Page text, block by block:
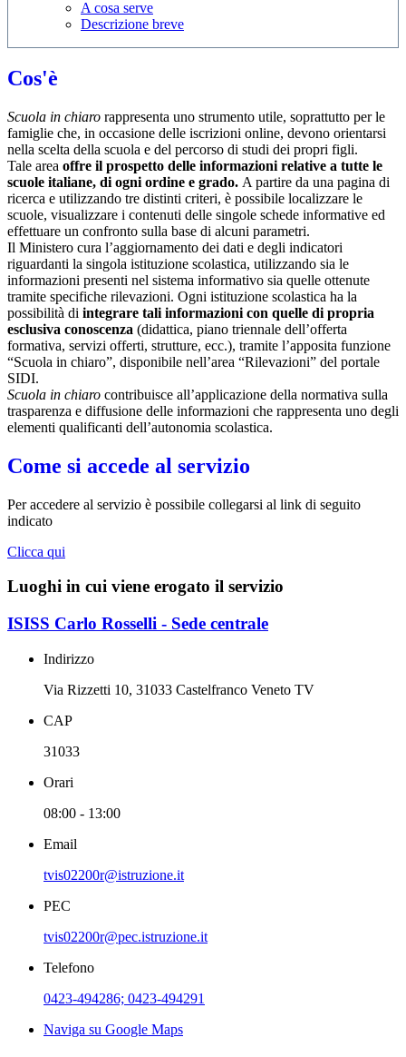
A cosa serve
Descrizione breve
Cos'è
Scuola in chiaro rappresenta uno strumento utile, soprattutto per le
famiglie che, in occasione delle iscrizioni online, devono orientarsi
nella scelta della scuola e del percorso di studi dei propri figli.
Tale area offre il prospetto delle informazioni relative a tutte le
scuole italiane, di ogni ordine e grado. A partire da una pagina di
ricerca e utilizzando tre distinti criteri, è possibile localizzare le
scuole, visualizzare i contenuti delle singole schede informative ed
effettuare un confronto sulla base di alcuni parametri.
Il Ministero cura l’aggiornamento dei dati e degli indicatori
riguardanti la singola istituzione scolastica, utilizzando sia le
informazioni presenti nel sistema informativo sia quelle ottenute
tramite specifiche rilevazioni. Ogni istituzione scolastica ha la
possibilità di integrare tali informazioni con quelle di propria
esclusiva conoscenza (didattica, piano triennale dell’offerta
formativa, servizi offerti, strutture, ecc.), tramite l’apposita funzione
“Scuola in chiaro”, disponibile nell’area “Rilevazioni” del portale
SIDI.
Scuola in chiaro contribuisce all’applicazione della normativa sulla
trasparenza e diffusione delle informazioni che rappresenta uno degli
elementi qualificanti dell’autonomia scolastica.
Come si accede al servizio
Per accedere al servizio è possibile collegarsi al link di seguito
indicato
Clicca qui
Luoghi in cui viene erogato il servizio
ISISS Carlo Rosselli - Sede centrale
Indirizzo
Via Rizzetti 10, 31033 Castelfranco Veneto TV
CAP
31033
Orari
08:00 - 13:00
Email
tvis02200r@istruzione.it
PEC
tvis02200r@pec.istruzione.it
Telefono
0423-494286; 0423-494291
Naviga su Google Maps